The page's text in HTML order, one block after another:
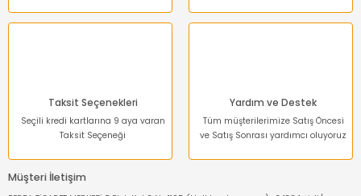
Taksit Seçenekleri
Seçili kredi kartlarına 9 aya varan
Taksit Seçeneği
Yardım ve Destek
Tüm müşterilerimize Satış Öncesi
ve Satış Sonrası yardımcı oluyoruz
Müşteri İletişim